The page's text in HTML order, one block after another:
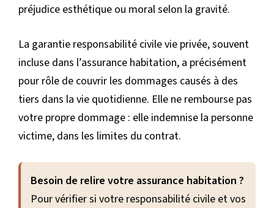
préjudice esthétique ou moral selon la gravité.
La garantie responsabilité civile vie privée, souvent
incluse dans l’assurance habitation, a précisément
pour rôle de couvrir les dommages causés à des
tiers dans la vie quotidienne. Elle ne rembourse pas
votre propre dommage : elle indemnise la personne
victime, dans les limites du contrat.
Besoin de relire votre assurance habitation ?
Pour vérifier si votre responsabilité civile et vos